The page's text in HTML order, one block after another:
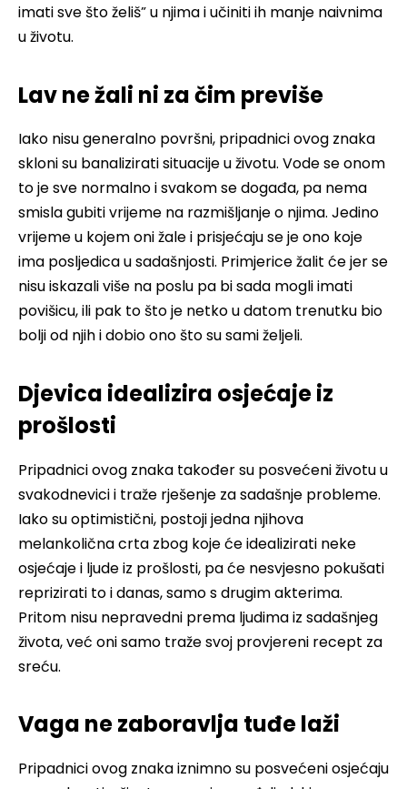
imati sve što želiš” u njima i učiniti ih manje naivnima
u životu.
Lav ne žali ni za čim previše
Iako nisu generalno površni, pripadnici ovog znaka
skloni su banalizirati situacije u životu. Vode se onom
to je sve normalno i svakom se događa, pa nema
smisla gubiti vrijeme na razmišljanje o njima. Jedino
vrijeme u kojem oni žale i prisjećaju se je ono koje
ima posljedica u sadašnjosti. Primjerice žalit će jer se
nisu iskazali više na poslu pa bi sada mogli imati
povišicu, ili pak to što je netko u datom trenutku bio
bolji od njih i dobio ono što su sami željeli.
Djevica idealizira osjećaje iz
prošlosti
Pripadnici ovog znaka također su posvećeni životu u
svakodnevici i traže rješenje za sadašnje probleme.
Iako su optimistični, postoji jedna njihova
melankolična crta zbog koje će idealizirati neke
osjećaje i ljude iz prošlosti, pa će nesvjesno pokušati
reprizirati to i danas, samo s drugim akterima.
Pritom nisu nepravedni prema ljudima iz sadašnjeg
života, već oni samo traže svoj provjereni recept za
sreću.
Vaga ne zaboravlja tuđe laži
Pripadnici ovog znaka iznimno su posvećeni osjećaju